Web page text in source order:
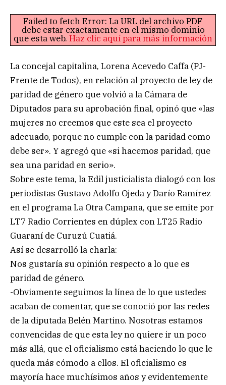
Failed to fetch Error: La URL del archivo PDF
debe estar exactamente en el mismo dominio
que esta web. Haz clic aquí para más información
La concejal capitalina, Lorena Acevedo Caffa (PJ-
Frente de Todos), en relación al proyecto de ley de
paridad de género que volvió a la Cámara de
Diputados para su aprobación final, opinó que «las
mujeres no creemos que este sea el proyecto
adecuado, porque no cumple con la paridad como
debe ser». Y agregó que «si hacemos paridad, que
sea una paridad en serio».
Sobre este tema, la Edil justicialista dialogó con los
periodistas Gustavo Adolfo Ojeda y Darío Ramírez
en el programa La Otra Campana, que se emite por
LT7 Radio Corrientes en dúplex con LT25 Radio
Guaraní de Curuzú Cuatiá.
Así se desarrolló la charla:
Nos gustaría su opinión respecto a lo que es
paridad de género.
-Obviamente seguimos la línea de lo que ustedes
acaban de comentar, que se conoció por las redes
de la diputada Belén Martino. Nosotras estamos
convencidas de que esta ley no quiere ir un poco
más allá, que el oficialismo está haciendo lo que le
queda más cómodo a ellos. El oficialismo es
mayoría hace muchísimos años y evidentemente